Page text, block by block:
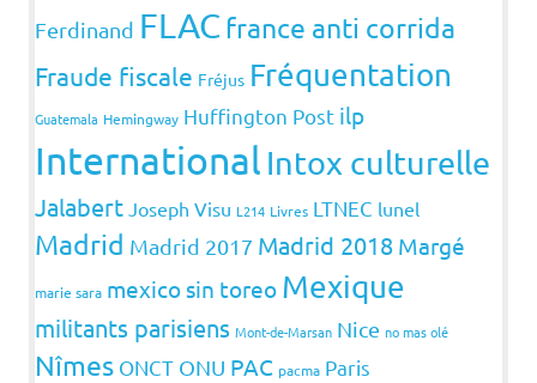
Ferdinand FLAC france anti corrida
Fraude fiscale Fréjus Fréquentation
Guatemala Hemingway Huffington Post ilp
International Intox culturelle
Jalabert Joseph Visu L214 Livres LTNEC lunel
Madrid Madrid 2017 Madrid 2018 Margé
marie sara mexico sin toreo Mexique
militants parisiens Mont-de-Marsan Nice no mas olé
Nîmes ONCT ONU PAC pacma Paris